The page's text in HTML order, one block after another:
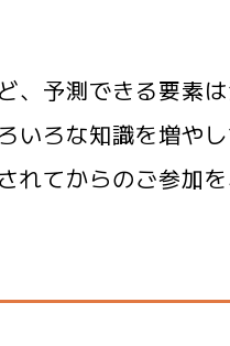
、予測できる要素
いろな知識を増や
れてからのご参加